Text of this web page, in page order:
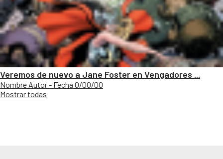
Veremos de nuevo a Jane Foster en Vengadores ...
Nombre Autor - Fecha 0/00/00
Mostrar todas